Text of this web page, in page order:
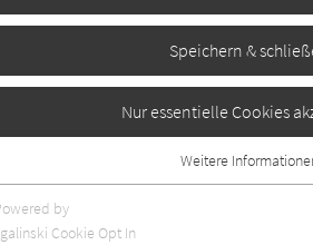
Seelen
Speichern &
Nur essentielle Cookies
Essentielle Cookies werden für grundlegende
benötigt. Dadurch ist gewährleistet, dass die
Weitere
by
Cookie Opt In